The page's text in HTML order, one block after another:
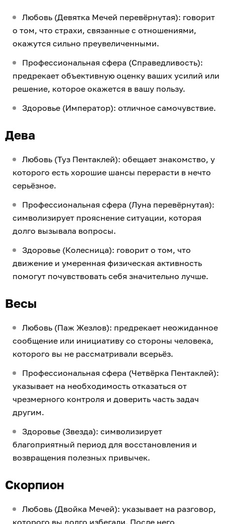
Любовь (Девятка Мечей перевёрнутая): говорит
о том, что страхи, связанные с отношениями,
окажутся сильно преувеличенными.
Профессиональная сфера (Справедливость):
предрекает объективную оценку ваших усилий или
решение, которое окажется в вашу пользу.
Здоровье (Император): отличное самочувствие.
Дева
Любовь (Туз Пентаклей): обещает знакомство, у
которого есть хорошие шансы перерасти в нечто
серьёзное.
Профессиональная сфера (Луна перевёрнутая):
символизирует прояснение ситуации, которая
долго вызывала вопросы.
Здоровье (Колесница): говорит о том, что
движение и умеренная физическая активность
помогут почувствовать себя значительно лучше.
Весы
Любовь (Паж Жезлов): предрекает неожиданное
сообщение или инициативу со стороны человека,
которого вы не рассматривали всерьёз.
Профессиональная сфера (Четвёрка Пентаклей):
указывает на необходимость отказаться от
чрезмерного контроля и доверить часть задач
другим.
Здоровье (Звезда): символизирует
благоприятный период для восстановления и
возвращения полезных привычек.
Скорпион
Любовь (Двойка Мечей): указывает на разговор,